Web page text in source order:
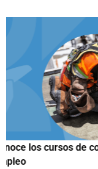
Papuchis y el
productiva